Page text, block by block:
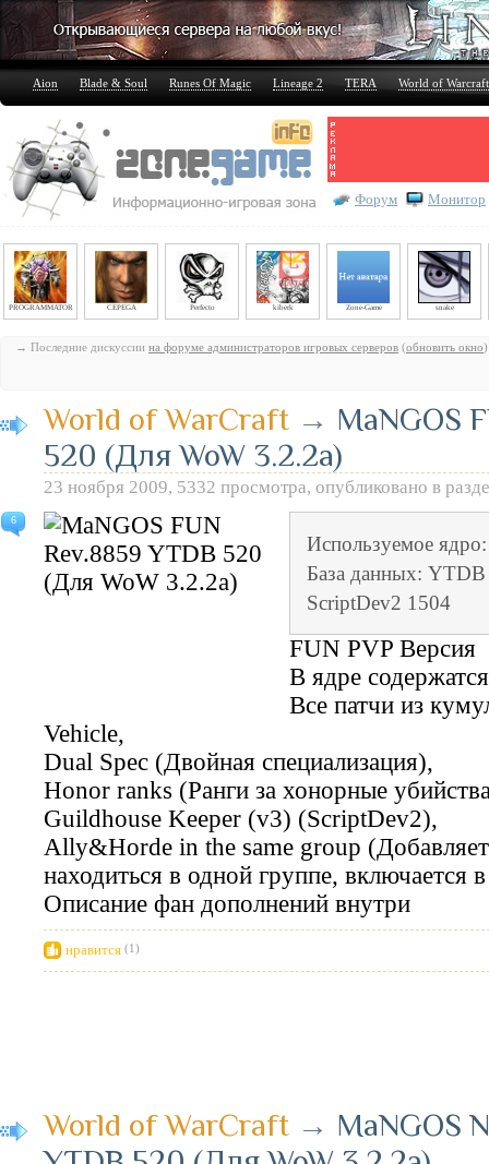
Aion Blade & Soul Runes Of Magic Lineage 2 TERA World of Warcraft
Форум Монитор
PROGRAMMATOR CEPEGA Perfecto kiberk Zone-Game snake
→ Последние дискуссии на форуме администраторов игровых серверов (обновить окно)
6
World of WarCraft → MaNGOS
520 (Для WoW 3.2.2a)
23 ноября 2009, 5332 просмотра, опубликовано в
Используемое
База данных:
ScriptDev2 1504
FUN PVP Версия
В ядре
Все патчи из
Vehicle,
Dual Spec (Двойная специализация),
Honor ranks (Ранги за хонорные
Guildhouse Keeper (v3) (ScriptDev2),
Ally&Horde in the same group
находиться в одной группе, включается
Описание фан дополнений внутри
нравится (1)
World of WarCraft → MaNGOS